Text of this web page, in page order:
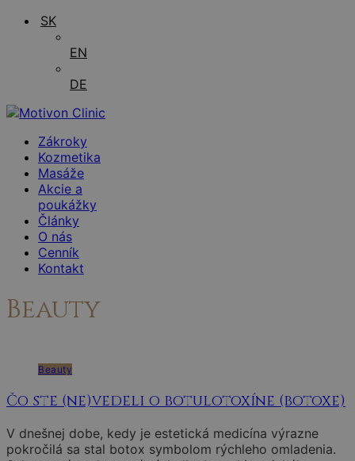
SK
EN
DE
Zákroky
Kozmetika
Masáže
Akcie a
poukážky
Články
O nás
Cenník
Kontakt
Beauty
Beauty
Čo ste (ne)vedeli o botulotoxíne (botoxe)
V dnešnej dobe, kedy je estetická medicína výrazne
pokročilá sa stal botox symbolom rýchleho omladenia.